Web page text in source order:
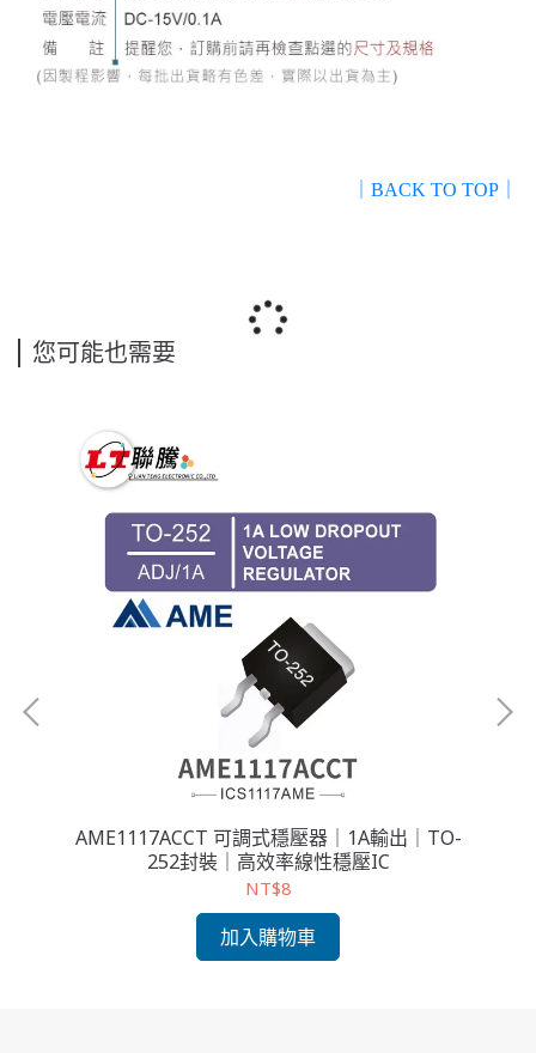
｜BACK TO TOP｜
您可能也需要
AME1117ACCT 可調式穩壓器｜1A輸出｜TO-
252封裝｜高效率線性穩壓IC
NT$8
加入購物車